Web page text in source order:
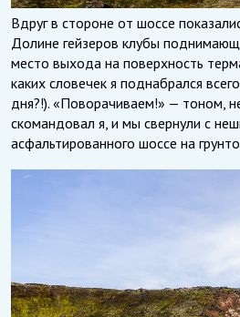
Вдруг в стороне от шоссе
Долине гейзеров клубы
место выхода на поверхность
каких словечек я поднабрался
дня?!). «Поворачиваем!» — тоном,
скомандовал я, и мы свернули с
асфальтированного шоссе на